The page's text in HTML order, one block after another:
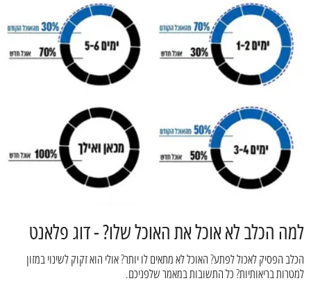
למה הכלב לא אוכל את האוכל שלו? - דוג פלאנט
הכלב הפסיק לאכול לפתע? האוכל לא מתאים לו יותר? אולי הוא זקוק לשינוי במזון
למטרות בריאותיות? כל התשובות במאמר שלפניכם.